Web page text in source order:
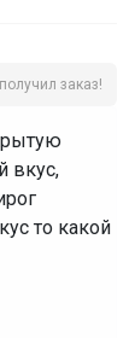
заказ!
вкус,
то какой